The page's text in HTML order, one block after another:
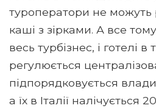
туроператори не можуть
каші з зірками. А все
весь турбізнес, і готелі в
регулюється
підпорядковується
а їх в Італії налічується